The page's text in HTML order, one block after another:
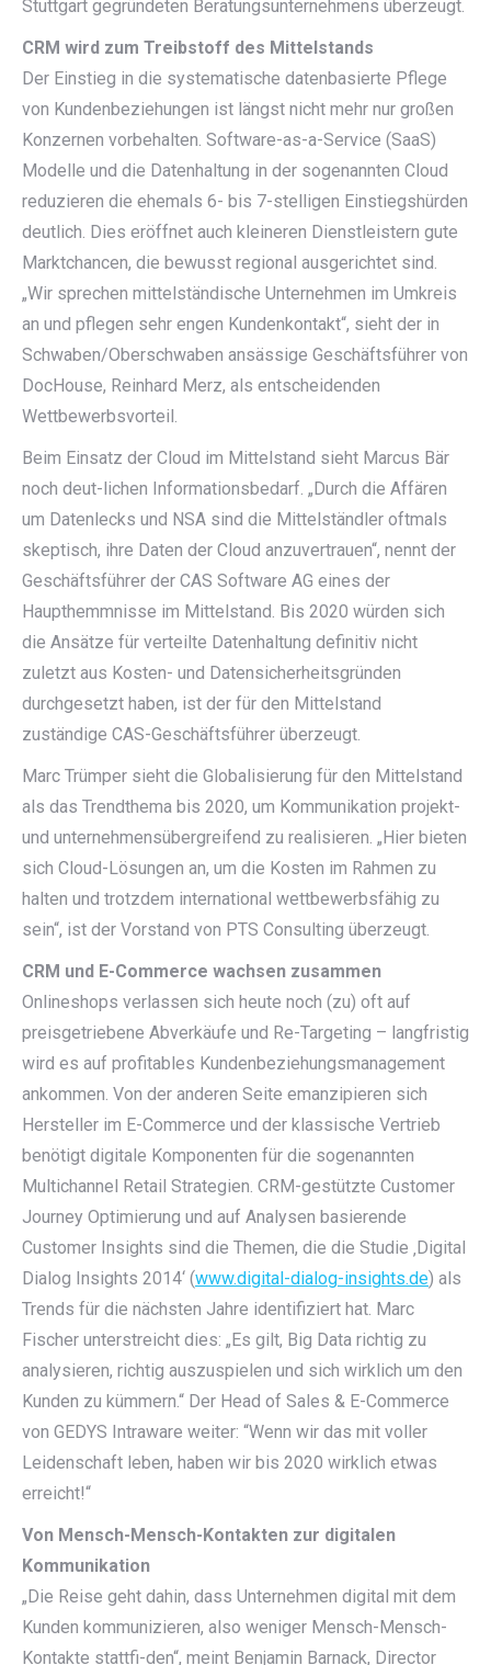
Stuttgart gegründeten Beratungsunternehmens überzeugt.
CRM wird zum Treibstoff des Mittelstands
Der Einstieg in die systematische datenbasierte Pflege
von Kundenbeziehungen ist längst nicht mehr nur großen
Konzernen vorbehalten. Software-as-a-Service (SaaS)
Modelle und die Datenhaltung in der sogenannten Cloud
reduzieren die ehemals 6- bis 7-stelligen Einstiegshürden
deutlich. Dies eröffnet auch kleineren Dienstleistern gute
Marktchancen, die bewusst regional ausgerichtet sind.
„Wir sprechen mittelständische Unternehmen im Umkreis
an und pflegen sehr engen Kundenkontakt“, sieht der in
Schwaben/Oberschwaben ansässige Geschäftsführer von
DocHouse, Reinhard Merz, als entscheidenden
Wettbewerbsvorteil.
Beim Einsatz der Cloud im Mittelstand sieht Marcus Bär
noch deut-lichen Informationsbedarf. „Durch die Affären
um Datenlecks und NSA sind die Mittelständler oftmals
skeptisch, ihre Daten der Cloud anzuvertrauen“, nennt der
Geschäftsführer der CAS Software AG eines der
Haupthemmnisse im Mittelstand. Bis 2020 würden sich
die Ansätze für verteilte Datenhaltung definitiv nicht
zuletzt aus Kosten- und Datensicherheitsgründen
durchgesetzt haben, ist der für den Mittelstand
zuständige CAS-Geschäftsführer überzeugt.
Marc Trümper sieht die Globalisierung für den Mittelstand
als das Trendthema bis 2020, um Kommunikation projekt-
und unternehmensübergreifend zu realisieren. „Hier bieten
sich Cloud-Lösungen an, um die Kosten im Rahmen zu
halten und trotzdem international wettbewerbsfähig zu
sein“, ist der Vorstand von PTS Consulting überzeugt.
CRM und E-Commerce wachsen zusammen
Onlineshops verlassen sich heute noch (zu) oft auf
preisgetriebene Abverkäufe und Re-Targeting – langfristig
wird es auf profitables Kundenbeziehungsmanagement
ankommen. Von der anderen Seite emanzipieren sich
Hersteller im E-Commerce und der klassische Vertrieb
benötigt digitale Komponenten für die sogenannten
Multichannel Retail Strategien. CRM-gestützte Customer
Journey Optimierung und auf Analysen basierende
Customer Insights sind die Themen, die die Studie ‚Digital
Dialog Insights 2014‘ (www.digital-dialog-insights.de) als
Trends für die nächsten Jahre identifiziert hat. Marc
Fischer unterstreicht dies: „Es gilt, Big Data richtig zu
analysieren, richtig auszuspielen und sich wirklich um den
Kunden zu kümmern.“ Der Head of Sales & E-Commerce
von GEDYS Intraware weiter: “Wenn wir das mit voller
Leidenschaft leben, haben wir bis 2020 wirklich etwas
erreicht!“
Von Mensch-Mensch-Kontakten zur digitalen
Kommunikation
„Die Reise geht dahin, dass Unternehmen digital mit dem
Kunden kommunizieren, also weniger Mensch-Mensch-
Kontakte stattfi-den“, meint Benjamin Barnack, Director